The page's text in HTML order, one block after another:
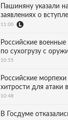
Пашиняну указали
заявлениях о
11:00
Российские
по сухогрузу с
10:55
Российские
хитрости для атаки
10:48
В Госдуме